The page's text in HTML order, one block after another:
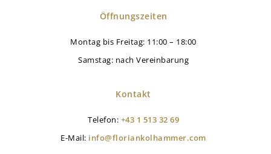
Öffnungszeiten
Montag bis Freitag: 11:00 – 18:00
Samstag: nach Vereinbarung
Kontakt
Telefon: +43 1 513 32 69
E-Mail: info@floriankolhammer.com